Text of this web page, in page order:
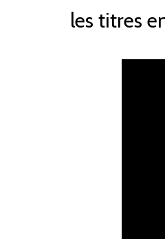
les titres